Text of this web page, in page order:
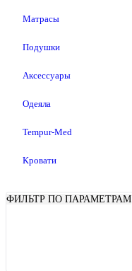
Матрасы
Подушки
Аксессуары
Одеяла
Tempur-Med
Кровати
ФИЛЬТР ПО ПАРАМЕТРАМ